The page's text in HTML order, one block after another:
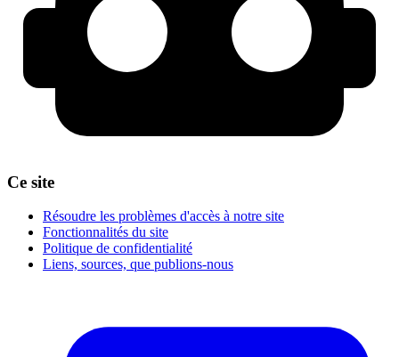
Ce site
Résoudre les problèmes d'accès à notre site
Fonctionnalités du site
Politique de confidentialité
Liens, sources, que publions-nous